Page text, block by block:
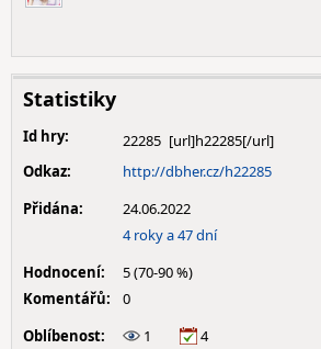
Statistiky
Id hry:
22285
Odkaz:
http://dbher.cz/h22285
Přidána:
24.06.2022
4 roky a 47 dní
Hodnocení:
5 (70-90 %)
Komentářů:
0
Oblíbenost:
1
4